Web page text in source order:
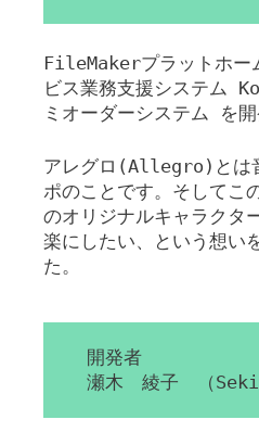
FileMakerプラットホー
ビス業務支援システム
ミオーダーシステム を開
アレグロ(Allegro)とは
ポのことです。そしてこ
のオリジナルキャラクタ
楽にしたい、という想い
た。
開発者
瀬木 綾子 （Seki